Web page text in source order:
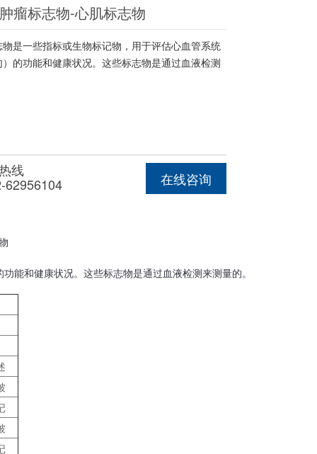
瘤标志物-心肌标志物
是一些指标或生物标记物，用于评估心血管系统
的功能和健康状况。这些标志物是通过血液检测
在线咨询
线
62956104
能和健康状况。这些标志物是通过血液检测来测量的。